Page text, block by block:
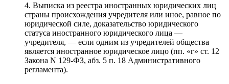
4. Выписка из реестра иностранных юридических лиц
страны происхождения учредителя или иное, равное по
юридической силе, доказательство юридического
статуса иностранного юридического лица —
учредителя, — если одним из учредителей общества
является иностранное юридическое лицо (пп. «г» ст. 12
Закона N 129-ФЗ, абз. 5 п. 18 Административного
регламента).